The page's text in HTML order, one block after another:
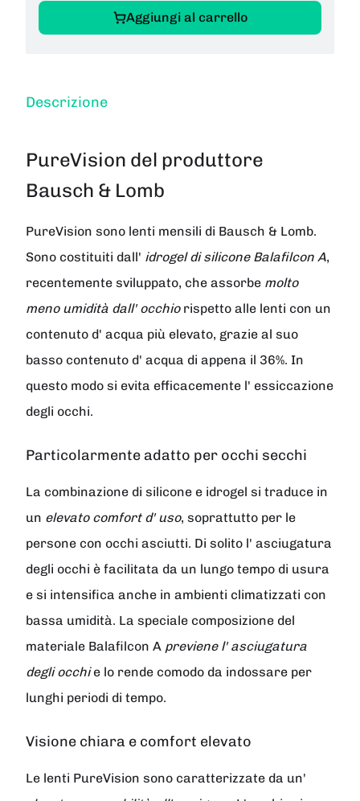
Aggiungi al carrello
Descrizione
PureVision del produttore
Bausch & Lomb
PureVision sono lenti mensili di Bausch & Lomb.
Sono costituiti dall' idrogel di silicone Balafilcon A,
recentemente sviluppato, che assorbe molto
meno umidità dall' occhiorispetto alle lenti con un
contenuto d' acqua più elevato, grazie al suo
basso contenuto d' acqua di appena il 36%. In
questo modo si evita efficacemente l' essiccazione
degli occhi.
Particolarmente adatto per occhi secchi
La combinazione di silicone e idrogel si traduce in
un elevato comfort d' uso, soprattutto per le
persone con occhi asciutti. Di solito l' asciugatura
degli occhi è facilitata da un lungo tempo di usura
e si intensifica anche in ambienti climatizzati con
bassa umidità. La speciale composizione del
materiale Balafilcon A previene l' asciugatura
degli occhie lo rende comodo da indossare per
lunghi periodi di tempo.
Visione chiara e comfort elevato
Le lenti PureVision sono caratterizzate da un'